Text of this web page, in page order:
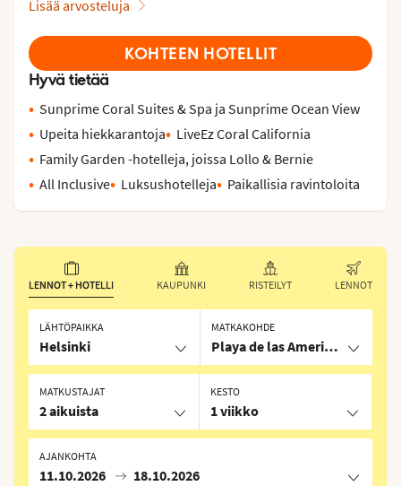
Lisää arvosteluja
KOHTEEN HOTELLIT
Hyvä tietää
Sunprime Coral Suites & Spa ja Sunprime Ocean View
Upeita hiekkarantoja
LiveEz Coral California
Family Garden -hotelleja, joissa Lollo & Bernie
All Inclusive
Luksushotelleja Paikallisia ravintoloita
LENNOT + HOTELLI KAUPUNKI RISTEILYT LENNOT
LÄHTÖPAIKKA
Helsinki
MATKAKOHDE
Playa de las Americas, Espanja
KESTO
1 viikko
AJANKOHTA
11.10.2026 18.10.2026
MATKUSTAJAT
2 aikuista